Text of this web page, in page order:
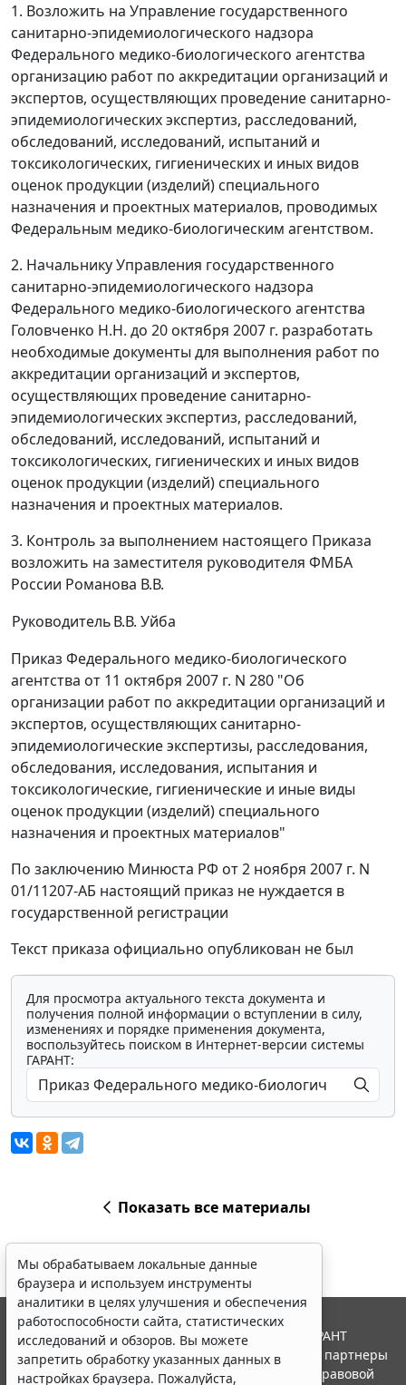
1. Возложить на Управление государственного
санитарно-эпидемиологического надзора
Федерального медико-биологического агентства
организацию работ по аккредитации организаций и
экспертов, осуществляющих проведение санитарно-
эпидемиологических экспертиз, расследований,
обследований, исследований, испытаний и
токсикологических, гигиенических и иных видов
оценок продукции (изделий) специального
назначения и проектных материалов, проводимых
Федеральным медико-биологическим агентством.
2. Начальнику Управления государственного
санитарно-эпидемиологического надзора
Федерального медико-биологического агентства
Головченко Н.Н. до 20 октября 2007 г. разработать
необходимые документы для выполнения работ по
аккредитации организаций и экспертов,
осуществляющих проведение санитарно-
эпидемиологических экспертиз, расследований,
обследований, исследований, испытаний и
токсикологических, гигиенических и иных видов
оценок продукции (изделий) специального
назначения и проектных материалов.
3. Контроль за выполнением настоящего Приказа
возложить на заместителя руководителя ФМБА
России Романова В.В.
РуководительВ.В. Уйба
Приказ Федерального медико-биологического
агентства от 11 октября 2007 г. N 280 "Об
организации работ по аккредитации организаций и
экспертов, осуществляющих санитарно-
эпидемиологические экспертизы, расследования,
обследования, исследования, испытания и
токсикологические, гигиенические и иные виды
оценок продукции (изделий) специального
назначения и проектных материалов"
По заключению Минюста РФ от 2 ноября 2007 г. N
01/11207-АБ настоящий приказ не нуждается в
государственной регистрации
Текст приказа официально опубликован не был
Для просмотра актуального текста документа и
получения полной информации о вступлении в силу,
изменениях и порядке применения документа,
воспользуйтесь поиском в Интернет-версии системы
ГАРАНТ:
Показать все материалы
Мы обрабатываем локальные данные
браузера и используем инструменты
аналитики в целях улучшения и обеспечения
работоспособности сайта, статистических
исследований и обзоров. Вы можете
запретить обработку указанных данных в
настройках браузера. Пожалуйста,
© ООО "НПП "ГАРАНТ-СЕРВИС", 2026. Система ГАРАНТ
выпускается с 1990 года. Компания "Гарант" и ее партнеры
являются участниками Российской ассоциации правовой